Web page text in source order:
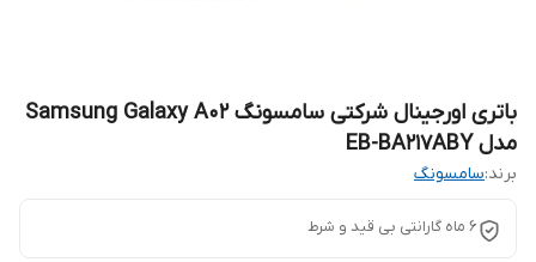
باتری اورجینال شرکتی سامسونگ Samsung Galaxy A02
مدل EB-BA217ABY
برند:سامسونگ
6 ماه گارانتی بی قید و شرط